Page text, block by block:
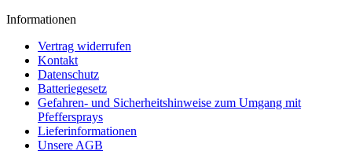
Informationen
Vertrag widerrufen
Kontakt
Datenschutz
Batteriegesetz
Gefahren- und Sicherheitshinweise zum Umgang mit
Pfeffersprays
Lieferinformationen
Unsere AGB